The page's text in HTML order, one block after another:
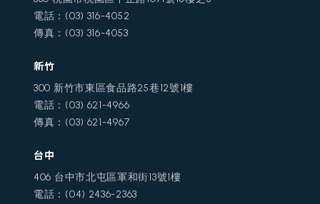
電話：(03) 316-4052
傳真：(03) 316-4053
新竹
300 新竹市東區食品路25巷12號1樓
電話：(03) 621-4966
傳真：(03) 621-4967
台中
406 台中市北屯區軍和街13號1樓
電話：(04) 2436-2363